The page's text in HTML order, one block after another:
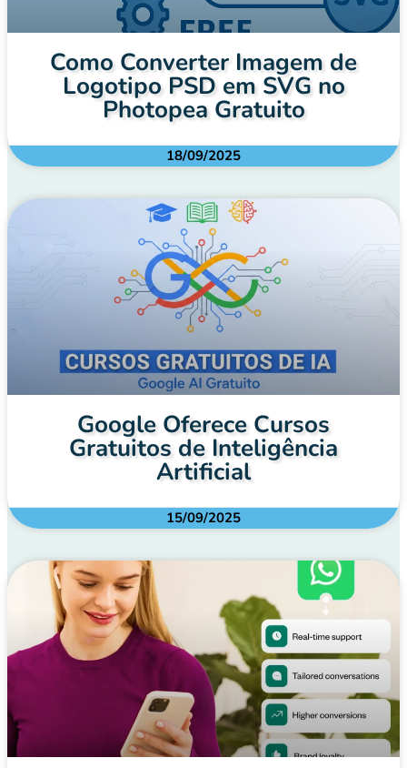
Como Converter Imagem de
Logotipo PSD em SVG no
Photopea Gratuito
18/09/2025
Google Oferece Cursos
Gratuitos de Inteligência
Artificial
15/09/2025